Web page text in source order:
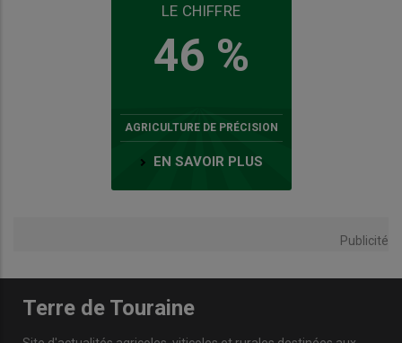
LE CHIFFRE
46 %
AGRICULTURE DE PRÉCISION
EN SAVOIR PLUS
Publicité
Terre de Touraine